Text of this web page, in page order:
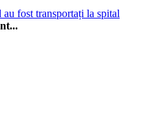
fost transportați la spital